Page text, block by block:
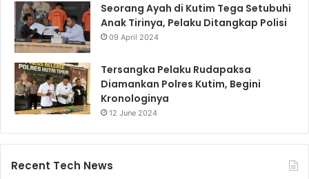
Seorang Ayah di Kutim Tega Setubuhi
Anak Tirinya, Pelaku Ditangkap Polisi
09 April 2024
Tersangka Pelaku Rudapaksa
Diamankan Polres Kutim, Begini
Kronologinya
12 June 2024
Recent Tech News